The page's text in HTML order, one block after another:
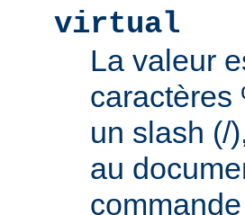
virtual
La valeur
caractères
un slash (/
au